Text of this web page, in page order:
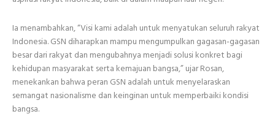
Ia menambahkan, “Visi kami adalah untuk menyatukan seluruh rakyat
Indonesia. GSN diharapkan mampu mengumpulkan gagasan-gagasan
besar dari rakyat dan mengubahnya menjadi solusi konkret bagi
kehidupan masyarakat serta kemajuan bangsa,” ujar Rosan,
menekankan bahwa peran GSN adalah untuk menyelaraskan
semangat nasionalisme dan keinginan untuk memperbaiki kondisi
bangsa.